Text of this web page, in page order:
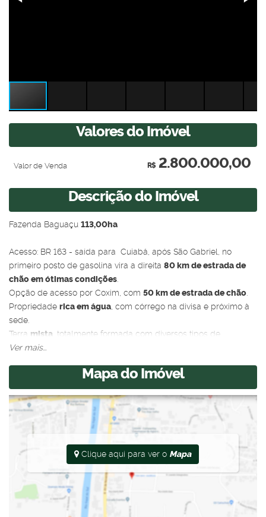
Valores do Imóvel
R$2.800.000,00
Valor de Venda
Descrição do Imóvel
Fazenda Baguaçu 113,00ha
Acesso: BR 163 - saída para Cuiabá, após São Gabriel, no
primeiro posto de gasolina vira a direita 80 km de estrada de
chão em ótimas condições.
Opção de acesso por Coxim, com 50 km de estrada de chão.
Propriedade rica em água, com córrego na divisa e próximo à
sede.
Terra mista , totalmente formada com diversos tipos de
pastagens.
roda d’água e açude.
Benfeitorias:
Sede com 5 quartos (1 suíte)
, sala, salão com refeitório e
Casa de peão;
Depósito de ração, encilador e garagem para trator;
Mangueiro com brete e ovo;
Energia elétrica e Wi-Fi.
Agende sua visita ou entre em contato para mais informações.
Ver mais...
Mapa do Imóvel
Clique aqui para ver o Mapa